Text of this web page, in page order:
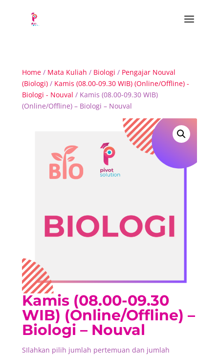
Home/ Mata Kuliah / Biologi / Pengajar Nouval
(Biologi)/ Kamis (08.00-09.30 WIB) (Online/Offline) -
Biologi - Nouval / Kamis (08.00-09.30 WIB)
(Online/Offline) – Biologi – Nouval
Kamis (08.00-09.30
WIB) (Online/Offline) –
Biologi – Nouval
SIlahkan pilih jumlah pertemuan dan jumlah